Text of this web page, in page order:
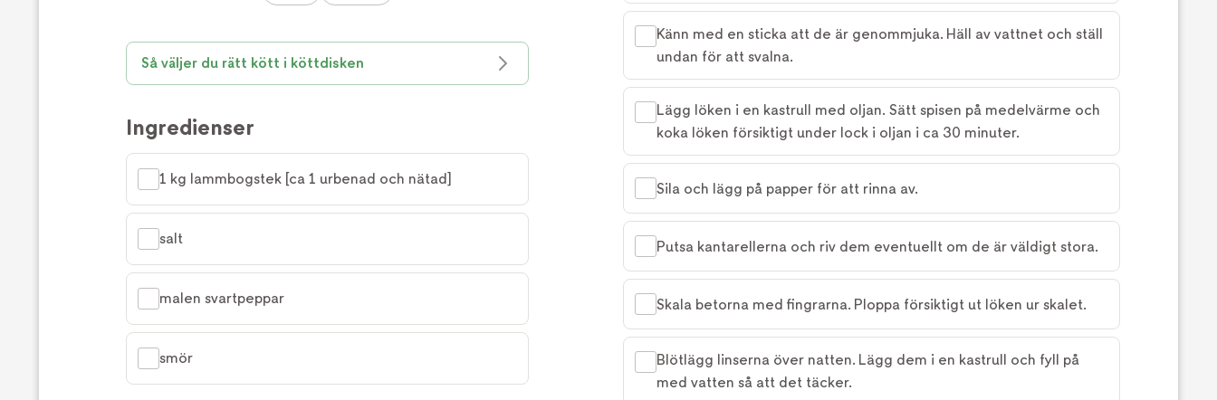
Så väljer du rätt kött i köttdisken
Ingredienser
1 kg lammbogstek [ca 1 urbenad och nätad]
salt
malen svartpeppar
smör
Känn med en sticka att de är genommjuka. Häll av vattnet och ställ
undan för att svalna.
Lägg löken i en kastrull med oljan. Sätt spisen på medelvärme och
koka löken försiktigt under lock i oljan i ca 30 minuter.
Sila och lägg på papper för att rinna av.
Putsa kantarellerna och riv dem eventuellt om de är väldigt stora.
Skala betorna med fingrarna. Ploppa försiktigt ut löken ur skalet.
Blötlägg linserna över natten. Lägg dem i en kastrull och fyll på
med vatten så att det täcker.